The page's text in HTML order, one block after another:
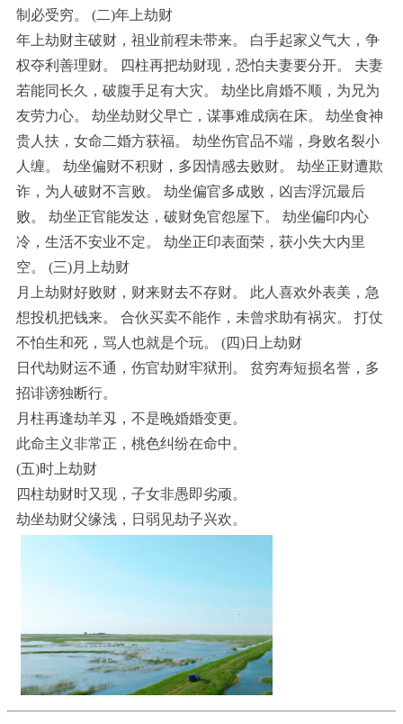
制必受穷。 (二)年上劫财
年上劫财主破财，祖业前程未带来。 白手起家义气大，争
权夺利善理财。 四柱再把劫财现，恐怕夫妻要分开。 夫妻
若能同长久，破腹手足有大灾。 劫坐比肩婚不顺，为兄为
友劳力心。 劫坐劫财父早亡，谋事难成病在床。 劫坐食神
贵人扶，女命二婚方获福。 劫坐伤官品不端，身败名裂小
人缠。 劫坐偏财不积财，多因情感去败财。 劫坐正财遭欺
诈，为人破财不言败。 劫坐偏官多成败，凶吉浮沉最后
败。 劫坐正官能发达，破财免官怨屋下。 劫坐偏印内心
冷，生活不安业不定。 劫坐正印表面荣，获小失大内里
空。 (三)月上劫财
月上劫财好败财，财来财去不存财。 此人喜欢外表美，急
想投机把钱来。 合伙买卖不能作，未曾求助有祸灾。 打仗
不怕生和死，骂人也就是个玩。 (四)日上劫财
日代劫财运不通，伤官劫财牢狱刑。 贫穷寿短损名誉，多
招诽谤独断行。
月柱再逢劫羊刄，不是晚婚婚变更。
此命主义非常正，桃色纠纷在命中。
(五)时上劫财
四柱劫财时又现，子女非愚即劣顽。
劫坐劫财父缘浅，日弱见劫子兴欢。